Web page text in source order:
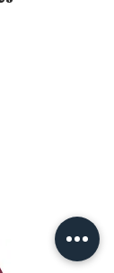
New